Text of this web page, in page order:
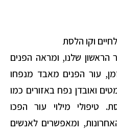
וקו הלסת
הראשון שלנו, ומראה הפנים
עור הפנים מאבד מנפחו
ואובדן נפח באזורים כמו
טיפולי מילוי עור הפכו
ומאפשרים לאנשים